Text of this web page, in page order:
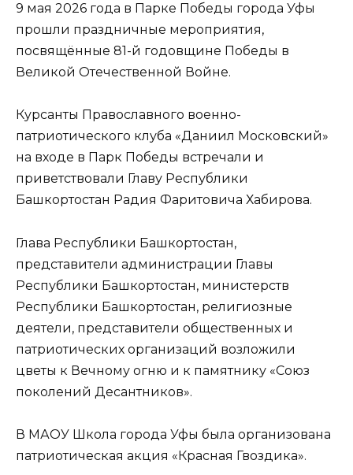
9 мая 2026 года в Парке Победы города Уфы
прошли праздничные мероприятия,
посвящённые 81-й годовщине Победы в
Великой Отечественной Войне.
Курсанты Православного военно-
патриотического клуба «Даниил Московский»
на входе в Парк Победы встречали и
приветствовали Главу Республики
Башкортостан Радия Фаритовича Хабирова.
Глава Республики Башкортостан,
представители администрации Главы
Республики Башкортостан, министерств
Республики Башкортостан, религиозные
деятели, представители общественных и
патриотических организаций возложили
цветы к Вечному огню и к памятнику «Союз
поколений Десантников».
В МАОУ Школа города Уфы была организована
патриотическая акция «Красная Гвоздика».